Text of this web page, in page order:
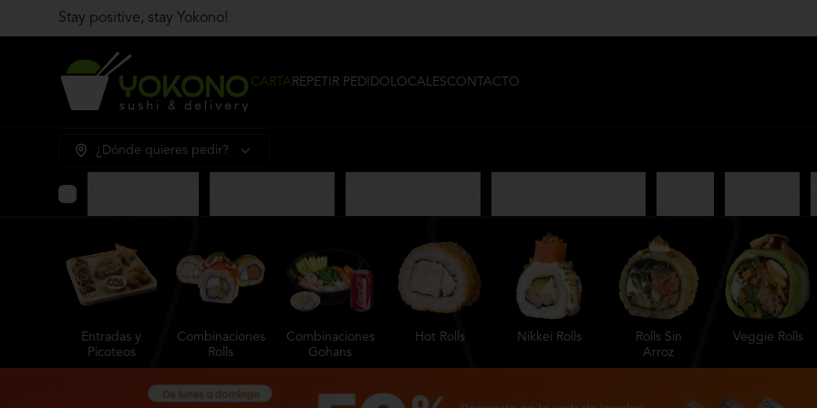
Stay positive, stay Yokono!
CARTA REPETIR PEDIDO LOCALESCONTACTO
¿Dónde quieres pedir?
Entradas y
Picoteos
Combinaciones
Rolls
Combinaciones
Gohans
Hot Rolls Nikkei Rolls
Rolls Sin
Arroz
Veggie Rolls